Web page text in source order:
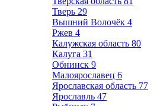
Тверь 29
Вышний Волочёк 4
Ржев 4
Калужская область 80
Калуга 31
Обнинск 9
Малоярославец 6
Ярославская область 77
Ярославль 47